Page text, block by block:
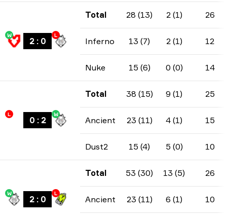
W
2: 0
L
Total 28 (13) 2 (1) 26
Inferno 13 (7) 2 (1) 12
Nuke 15 (6) 0 (0) 14
L
0 : 2
W
Total 38 (15) 9 (1) 25
Ancient 23 (11) 4 (1) 15
Dust2 15 (4) 5 (0) 10
W
2: 0
L
Total 53 (30) 13 (5) 26
Ancient 23 (11) 6 (1) 10